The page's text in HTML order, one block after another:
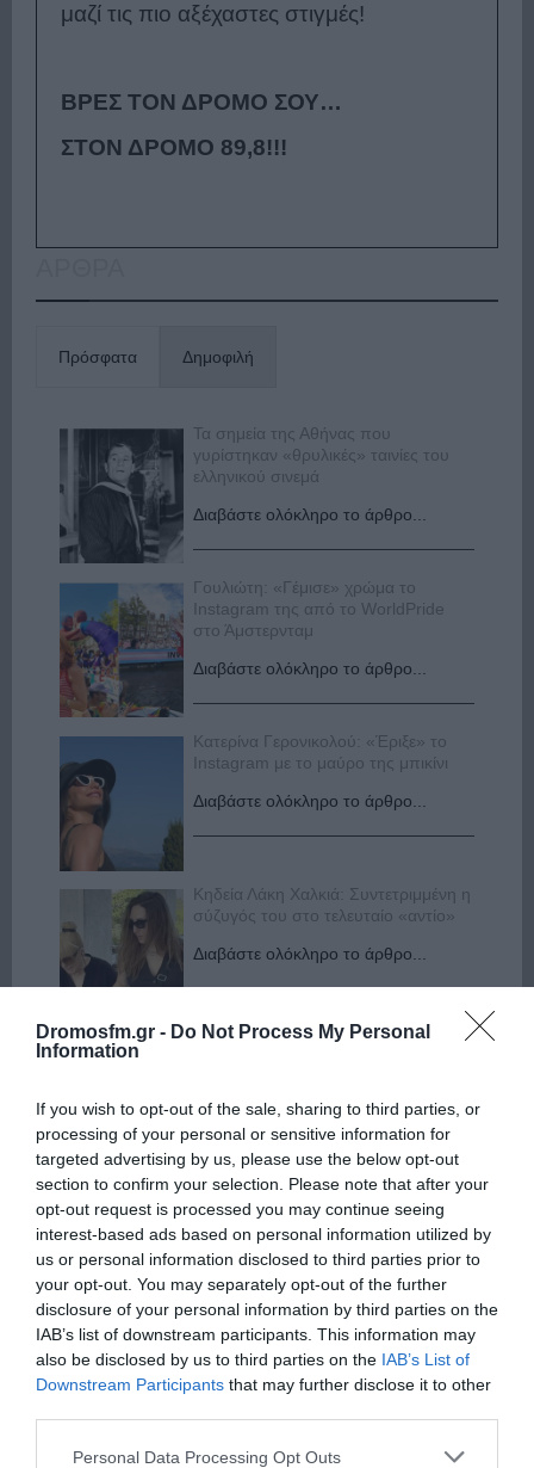
Dromosfm.gr - Do Not Process My Personal
Information
If you wish to opt-out of the sale, sharing to third parties, or
processing of your personal or sensitive information for
targeted advertising by us, please use the below opt-out
section to confirm your selection. Please note that after your
opt-out request is processed you may continue seeing
interest-based ads based on personal information utilized by
us or personal information disclosed to third parties prior to
your opt-out. You may separately opt-out of the further
disclosure of your personal information by third parties on the
IAB’s list of downstream participants. This information may
also be disclosed by us to third parties on the IAB’s List of
Downstream Participants that may further disclose it to other
Please note that this website/app uses one or more Google
Personal Data Processing Opt Outs
μαζί τις πιο αξέχαστες στιγμές!
ΒΡΕΣ ΤΟΝ ΔΡΟΜΟ ΣΟΥ…
ΣΤΟΝ ΔΡΟΜΟ 89,8!!!
Πρόσφατα Δημοφιλή
Τα σημεία της Αθήνας που
γυρίστηκαν «θρυλικές» ταινίες του
ελληνικού σινεμά
Διαβάστε ολόκληρο το άρθρο...
Γουλιώτη: «Γέμισε» χρώμα το
Instagram της από το WorldPride
στο Άμστερνταμ
Διαβάστε ολόκληρο το άρθρο...
Κατερίνα Γερονικολού: «Έριξε» το
Instagram με το μαύρο της μπικίνι
Διαβάστε ολόκληρο το άρθρο...
Κηδεία Λάκη Χαλκιά: Συντετριμμένη η
σύζυγός του στο τελευταίο «αντίο»
Διαβάστε ολόκληρο το άρθρο...
«Πάμε για νέα θεραπεία»: Η νέα
Διαβάστε ολόκληρο το άρθρο...